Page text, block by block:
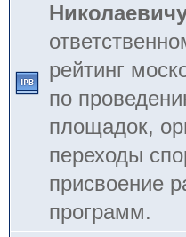
рейтинг
по
площадок,
переходы
присвоение
программ.